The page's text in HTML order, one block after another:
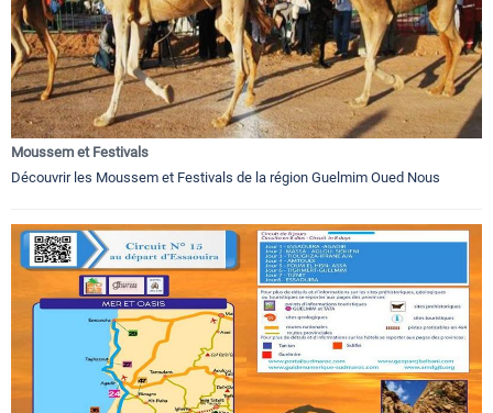
Moussem et Festivals
Découvrir les Moussem et Festivals de la région Guelmim Oued Nous